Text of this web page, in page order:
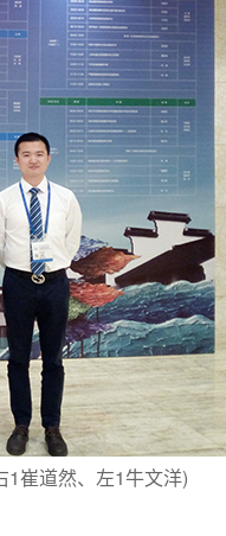
崔道然、左1牛文洋)